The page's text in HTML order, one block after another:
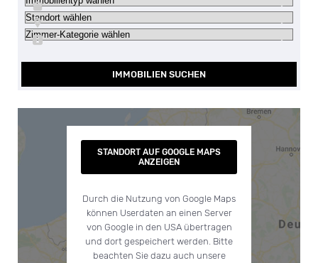
IMMOBILIEN SUCHEN
STANDORT AUF GOOGLE MAPS
ANZEIGEN
Durch die Nutzung von Google Maps
können Userdaten an einen Server
von Google in den USA übertragen
und dort gespeichert werden. Bitte
beachten Sie dazu auch unsere